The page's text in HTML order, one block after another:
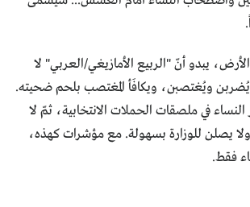
يبدو أنّ "الربيع الأمازيغي/العربي" لا
ويُغتصبن، ويكافَأ المغتصب بلحم ضحيته.
في ملصقات الحملات الانتخابية، ثمّ لا
ولا يصلن للوزارة بسهولة. مع مؤشرات كهذه،
فقط.